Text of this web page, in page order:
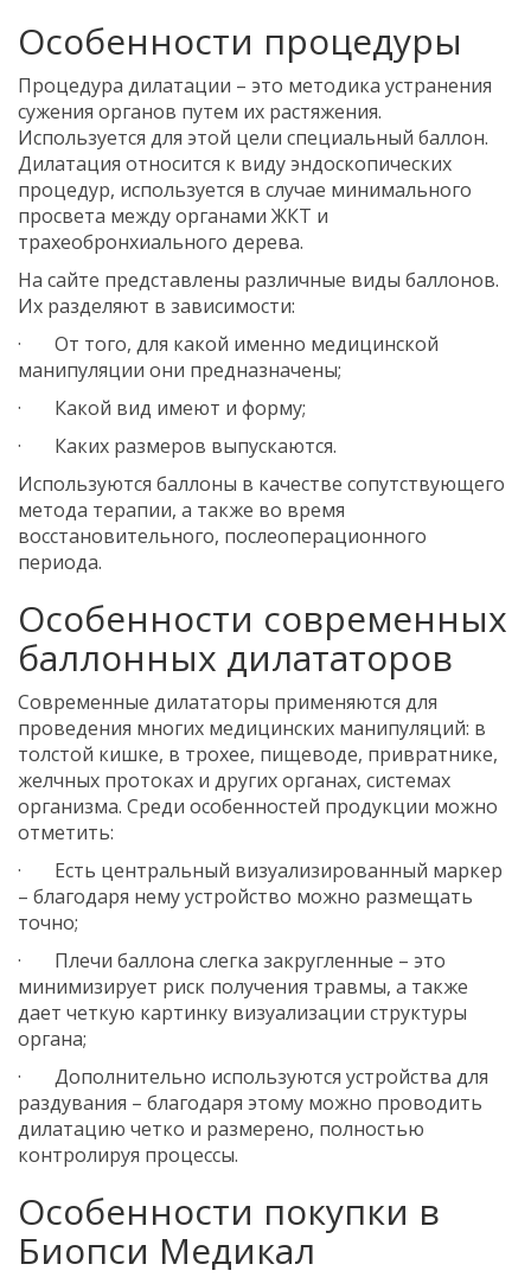
Особенности процедуры
Процедура дилатации – это методика устранения
сужения органов путем их растяжения.
Используется для этой цели специальный баллон.
Дилатация относится к виду эндоскопических
процедур, используется в случае минимального
просвета между органами ЖКТ и
трахеобронхиального дерева.
На сайте представлены различные виды баллонов.
Их разделяют в зависимости:
· От того, для какой именно медицинской
манипуляции они предназначены;
· Какой вид имеют и форму;
· Каких размеров выпускаются.
Используются баллоны в качестве сопутствующего
метода терапии, а также во время
восстановительного, послеоперационного
периода.
Особенности современных
баллонных дилататоров
Современные дилататоры применяются для
проведения многих медицинских манипуляций: в
толстой кишке, в трохее, пищеводе, привратнике,
желчных протоках и других органах, системах
организма. Среди особенностей продукции можно
отметить:
· Есть центральный визуализированный маркер
– благодаря нему устройство можно размещать
точно;
· Плечи баллона слегка закругленные – это
минимизирует риск получения травмы, а также
дает четкую картинку визуализации структуры
органа;
· Дополнительно используются устройства для
раздувания – благодаря этому можно проводить
дилатацию четко и размерено, полностью
контролируя процессы.
Особенности покупки в
Биопси Медикал